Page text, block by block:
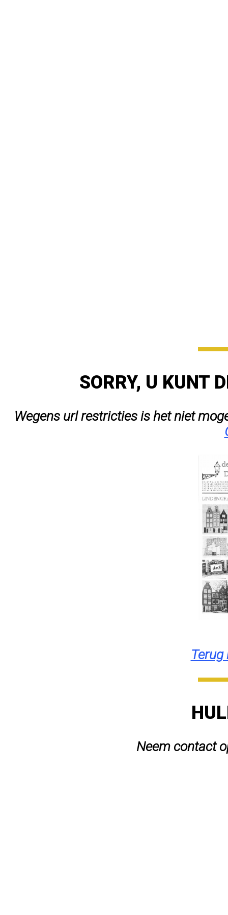
SORRY, U KUNT
Wegens url restricties is het niet
Terug
Neem contact